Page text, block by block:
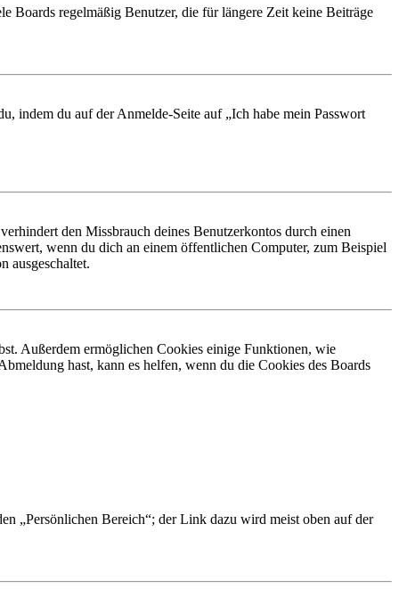
Boards regelmäßig Benutzer, die für längere Zeit keine Beiträge
indem du auf der Anmelde-Seite auf „Ich habe mein Passwort
den Missbrauch deines Benutzerkontos durch einen
wenn du dich an einem öffentlichen Computer, zum Beispiel
ausgeschaltet.
Außerdem ermöglichen Cookies einige Funktionen, wie
hast, kann es helfen, wenn du die Cookies des Boards
„Persönlichen Bereich“; der Link dazu wird meist oben auf der